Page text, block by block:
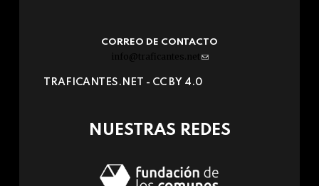
CORREO DE CONTACTO
info@traficantes.net (link
e-
TRAFICANTES.NET - CC BY 4.0
NUESTRAS REDES